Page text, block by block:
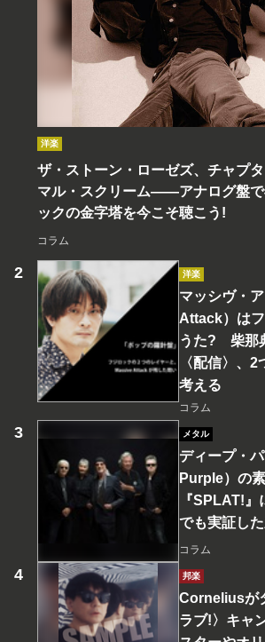
洋楽
ザ・ストーン・ローゼズ、チャプ
マル・スクリーム――アナログ盤で
ックの金字塔を今こそ聴こう!
コラム
洋楽
マッシヴ・
Attack）は
うた? 柴那
〈配信〉、
考える
コラム
メタル
ディープ・
Purple）の
『SPLAT!
でも実証し
コラム
邦楽
Corneliusが
ラブ!〉キャ